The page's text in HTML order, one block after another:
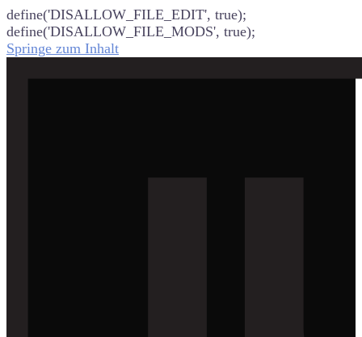
define('DISALLOW_FILE_EDIT', true);
define('DISALLOW_FILE_MODS', true);
Springe zum Inhalt